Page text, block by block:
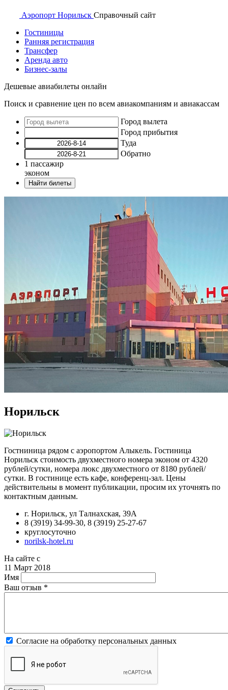
Аэропорт Норильск Справочный сайт
Гостиницы
Ранняя регистрация
Трансфер
Аренда авто
Бизнес-залы
Дешевые авиабилеты онлайн
Поиск и сравнение цен по всем авиакомпаниям и авиакассам
Город вылета
Город прибытия
Туда
Обратно
1 пассажир
эконом
Найти билеты
Норильск
Гостниница рядом с аэропортом Алыкель. Гостиница
Норильск стоимость двухместного номера эконом от 4320
рублей/сутки, номера люкс двухместного от 8180 рублей/
сутки. В гостинице есть кафе, конференц-зал. Цены
действительны в момент публикации, просим их уточнять по
контактным данным.
г. Норильск, ул Талнахская, 39А
8 (3919) 34-99-30, 8 (3919) 25-27-67
круглосуточно
norilsk-hotel.ru
На сайте с
11 Март 2018
Имя
Ваш отзыв *
Согласие на обработку персональных данных